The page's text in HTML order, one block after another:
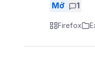
Mở 1
Firefox